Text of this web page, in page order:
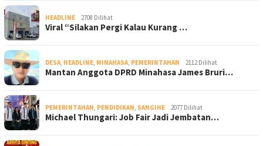
HEADLINE 2708 Dilihat
Viral “Silakan Pergi Kalau Kurang …
DESA HEADLINE MINAHASA PEMERINTAHAN 2112 Dilihat
Mantan Anggota DPRD Minahasa James Bruri…
PEMERINTAHAN PENDIDIKAN SANGIHE 2077 Dilihat
Michael Thungari: Job Fair Jadi Jembatan…